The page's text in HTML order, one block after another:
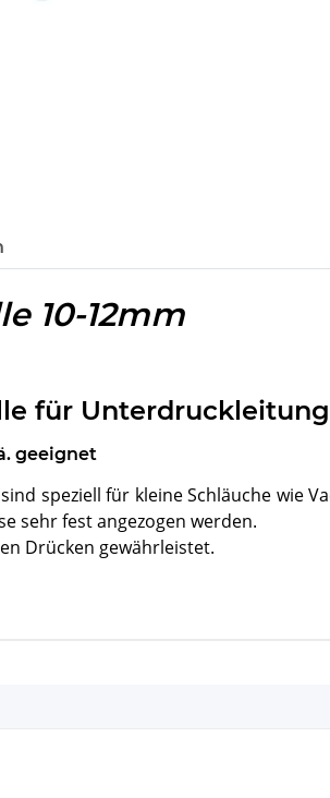
10-12mm
für
geeignet
speziell für kleine Schläuche wie
sehr fest angezogen werden.
Drücken gewährleistet.